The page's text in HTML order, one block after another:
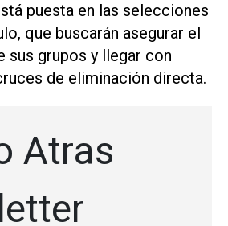
puesta en las selecciones
que buscarán asegurar el
sus grupos y llegar con
de eliminación directa.